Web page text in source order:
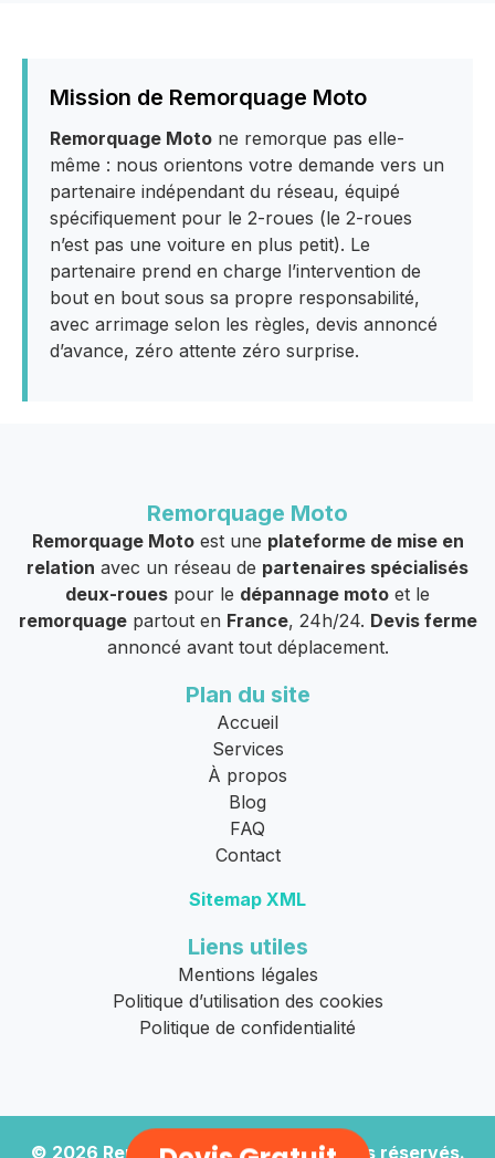
Mission de Remorquage Moto
Remorquage Moto ne remorque pas elle-
même : nous orientons votre demande vers un
partenaire indépendant du réseau, équipé
spécifiquement pour le 2-roues (le 2-roues
n’est pas une voiture en plus petit). Le
partenaire prend en charge l’intervention de
bout en bout sous sa propre responsabilité,
avec arrimage selon les règles, devis annoncé
d’avance, zéro attente zéro surprise.
Remorquage Moto
Remorquage Motoest une plateforme de mise en
relation avec un réseau de partenaires spécialisés
deux-roues pour le dépannage moto et le
remorquagepartout en France, 24h/24. Devis ferme
annoncé avant tout déplacement.
Plan du site
Accueil
Services
À propos
Blog
FAQ
Contact
Sitemap XML
Liens utiles
Mentions légales
Politique d’utilisation des cookies
Politique de confidentialité
© 2026 Remorquage Moto. Tous droits réservés.